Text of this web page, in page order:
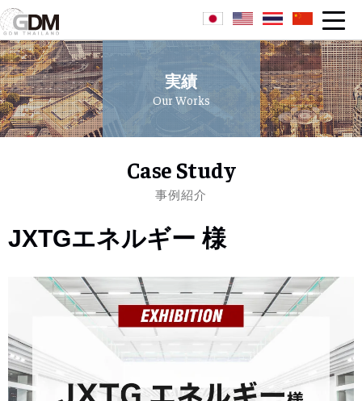
実績
Our Works
Case Study
事例紹介
JXTGエネルギー 様